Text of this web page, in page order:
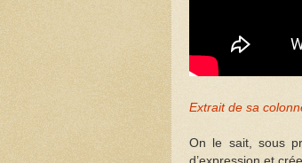
Extrait de sa
On le sait, sous